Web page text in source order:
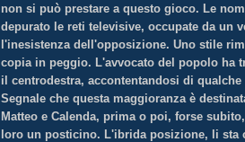
non si può prestare a questo gioco. Le
depurato le reti televisive, occupate da un
l'inesistenza dell'opposizione. Uno stile
copia in peggio. L'avvocato del popolo ha
il centrodestra, accontentandosi di
Segnale che questa maggioranza è
Matteo e Calenda, prima o poi, forse
loro un posticino. L'ibrida posizione, li sta